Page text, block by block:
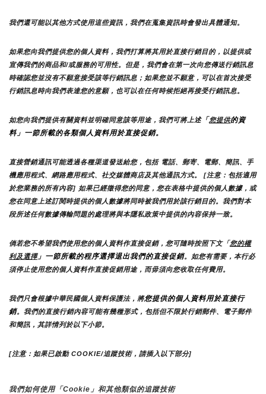
我們還可能以其他方式使用這些資訊，我們在蒐集資訊時會發出具體通知。
如果您向我們提供您的個人資料，我們打算將其用於直接行銷目的，以提供或
宣傳我們的商品和/或服務的可用性。但是，我們會在第一次向您傳送行銷訊息
時確認您並沒有不願意接受該等行銷訊息；如果您並不願意，可以在首次接受
行銷訊息時向我們表達您的意願，也可以在任何時候拒絕再接受行銷訊息。
如您向我們提供有關資料並明確同意該等用途，我們可將上述「 您提供的資
料」一節所載的各類個人資料用於直接促銷。
直接營銷通訊可能透過各種渠道發送給您，包括 電話、郵寄、電郵、簡訊、手
機應用程式、網路應用程式、社交媒體商店及其他通訊方式。 [注意：包括適用
於您業務的所有內容] 如果已經徵得您的同意，您在表格中提供的個人數據，或
您在同意上述訂閱時提供的個人數據將同時被我們用於該行銷目的。我們對本
段所述任何數據傳輸問題的處理將與本隱私政策中提供的內容保持一致。
倘若您不希望我們使用您的個人資料作直接促銷，您可隨時按照下文「您的權
利及選擇」一節所載的程序選擇退出我們的直接促銷。如您有需要，本行必
須停止使用您的個人資料作直接促銷用途，而毋須向您收取任何費用。
我們只會根據中華民國個人資料保護法，將您提供的個人資料用於直接行
銷。我們的直接行銷內容可能有幾種形式，包括但不限於行銷郵件、電子郵件
和簡訊，其詳情列於以下小節。
[注意：如果已啟動 COOKIE/追蹤技術，請插入以下部分]
我們如何使用「Cookie」和其他類似的追蹤技術